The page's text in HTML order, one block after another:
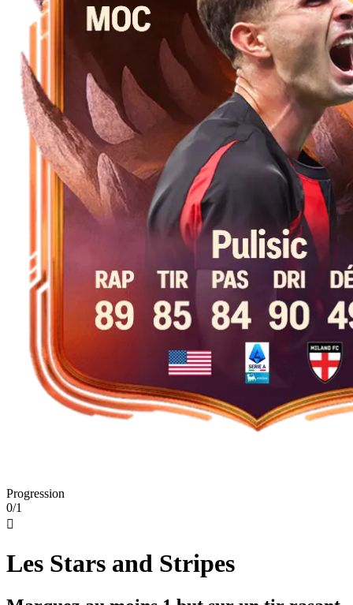
Progression
0/1

Les Stars and Stripes